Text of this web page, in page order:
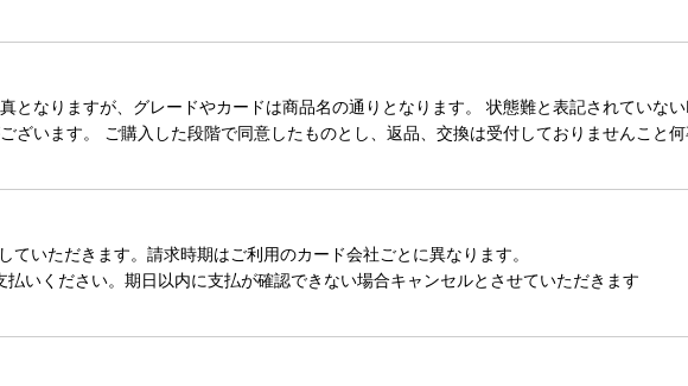
となりますが、グレードやカードは商品名の通りとなります。 状態難と表記されていな
ざいます。 ご購入した段階で同意したものとし、返品、交換は受付しておりませんこと何
いただきます。請求時期はご利用のカード会社ごとに異なります。
いください。期日以内に支払が確認できない場合キャンセルとさせていただきます